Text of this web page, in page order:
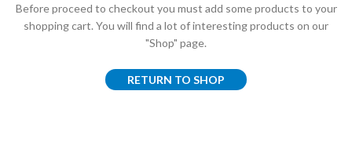
Before proceed to checkout you must add some products to your
shopping cart. You will find a lot of interesting products on our
"Shop" page.
RETURN TO SHOP